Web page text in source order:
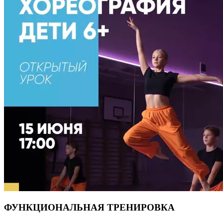
Современная хореография — это свобода самовыражения
и отличная физическая форма с самого детства. Подарите
ребенку шанс влюбиться в танец! количество мест
ограничено. 👉 Запись в директ или через рецепцию клуба
ФУНКЦИОНАЛЬНАЯ ТРЕНИРОВКА